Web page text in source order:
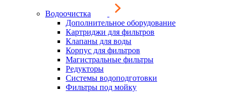
Водоочистка
Дополнительное оборудование
Картриджи для фильтров
Клапаны для воды
Корпус для фильтров
Магистральные фильтры
Редукторы
Системы водоподготовки
Фильтры под мойку